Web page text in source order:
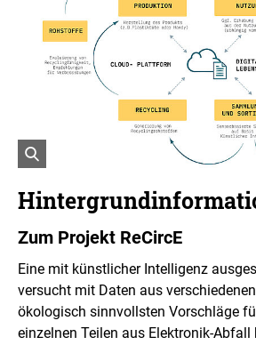
f
f
e
t
B
i
l
d
Zum Projekt ReCircE
Eine mit künstlicher Intelligenz
versucht mit Daten aus
ökologisch sinnvollsten Vorschläge
einzelnen Teilen aus Elektronik-Abfall